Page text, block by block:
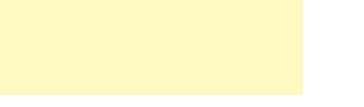
看護師の転職で成功する人の5個の共通点。数十人の看護